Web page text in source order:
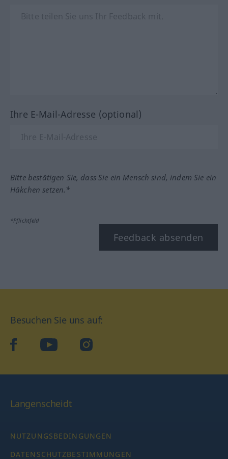
Ihre E-Mail-Adresse (optional)
Bitte bestätigen Sie, dass Sie ein Mensch sind, indem Sie ein
Häkchen setzen.*
*Pflichtfeld
Feedback absenden
Besuchen Sie uns auf:
facebookYouTube Instagram
Langenscheidt
NUTZUNGSBEDINGUNGEN
DATENSCHUTZBESTIMMUNGEN